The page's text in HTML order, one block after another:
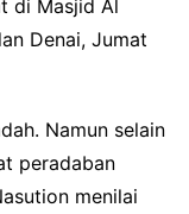
di Masjid Al
Denai, Jumat
Namun selain
peradaban
menilai